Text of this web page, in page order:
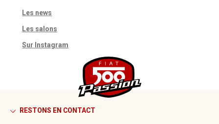
Les news
Les salons
Sur Instagram
RESTONS EN CONTACT